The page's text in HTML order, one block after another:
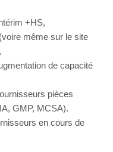
+HS,
même sur le site
de capacité
pièces
GMP, MCSA).
en cours de